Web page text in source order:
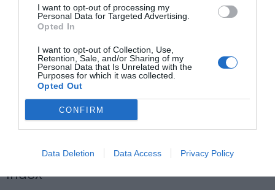
I want to opt-out of processing my
Personal Data for Targeted Advertising.
Opted In
I want to opt-out of Collection, Use,
Retention, Sale, and/or Sharing of my
Personal Data that Is Unrelated with the
Purposes for which it was collected.
Opted Out
CONFIRM
Data Deletion Data Access Privacy Policy
Índex
la PPA en un comunicado.
Añadir
de forma gratuita
Mantente informado con las últimas noticias de actualidad.
ACTIVAR AHORA